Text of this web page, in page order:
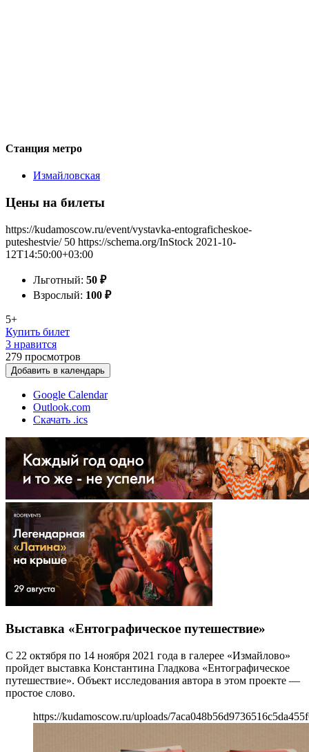
Станция метро
Измайловская
Цены на билеты
https://kudamoscow.ru/event/vystavka-entograficheskoe-
puteshestvie/ 50 https://schema.org/InStock 2021-10-
12T14:50:00+03:00
Льготный: 50 ₽
Взрослый: 100 ₽
5+
Купить билет
3 нравится
279 просмотров
Добавить в календарь
Google Calendar
Outlook.com
Скачать .ics
Выставка «Ентографическое путешествие»
С 22 октября по 14 ноября 2021 года в галерее «Измайлово»
пройдет выставка Константина Гладкова «Ентографическое
путешествие». Объект исследования автора в этом проекте —
простое слово.
https://kudamoscow.ru/uploads/